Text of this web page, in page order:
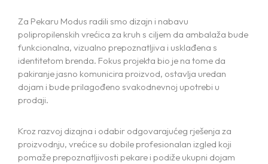
Projects
Services
BRANDING AND GRAPHIC DESIGN
PACKAGING AND PRINT
Blog
Za Pekaru Modus radili smo dizajn i nabavu
polipropilenskih vrećica za kruh s ciljem da ambalaža bude
funkcionalna, vizualno prepoznatljiva i usklađena s
identitetom brenda. Fokus projekta bio je na tome da
pakiranje jasno komunicira proizvod, ostavlja uredan
dojam i bude prilagođeno svakodnevnoj upotrebi u
prodaji.
Kroz razvoj dizajna i odabir odgovarajućeg rješenja za
proizvodnju, vrećice su dobile profesionalan izgled koji
pomaže prepoznatljivosti pekare i podiže ukupni dojam